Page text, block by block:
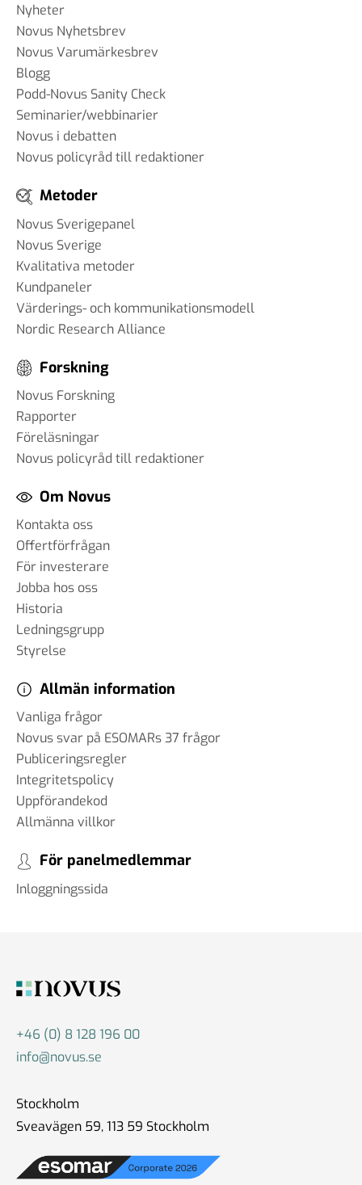
Nyheter
Novus Nyhetsbrev
Novus Varumärkesbrev
Blogg
Podd-Novus Sanity Check
Seminarier/webbinarier
Novus i debatten
Novus policyråd till redaktioner
Metoder
Novus Sverigepanel
Novus Sverige
Kvalitativa metoder
Kundpaneler
Värderings- och kommunikationsmodell
Nordic Research Alliance
Forskning
Novus Forskning
Rapporter
Föreläsningar
Novus policyråd till redaktioner
Om Novus
Kontakta oss
Offertförfrågan
För investerare
Jobba hos oss
Historia
Ledningsgrupp
Styrelse
Allmän information
Vanliga frågor
Novus svar på ESOMARs 37 frågor
Publiceringsregler
Integritetspolicy
Uppförandekod
Allmänna villkor
För panelmedlemmar
Inloggningssida
+46 (0) 8 128 196 00
info@novus.se
Stockholm
Sveavägen 59, 113 59 Stockholm